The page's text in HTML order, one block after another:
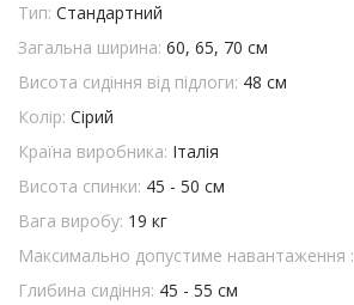
Тип: Стандартний
Загальна ширина: 60, 65, 70 см
Висота сидіння від підлоги: 48 см
Колір: Сірий
Країна виробника: Італія
Висота спинки: 45 - 50 см
Вага виробу: 19 кг
Максимально допустиме навантаження :
Глибина сидіння: 45 - 55 см